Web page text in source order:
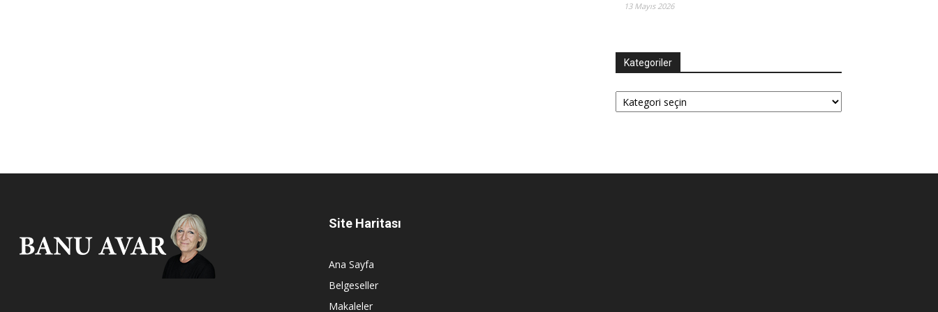
13 Mayıs 2026
Kategoriler
Kategoriler
Site Haritası
Ana Sayfa
Belgeseller
Makaleler